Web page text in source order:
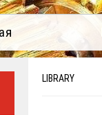
LIBRARY